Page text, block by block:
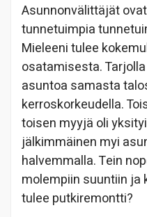
Asunnonvälittäjät
tunnetuimpia
Mieleeni tulee
osatamisesta.
asuntoa samasta
kerroskorkeudella.
toisen myyjä oli
jälkimmäinen myi
halvemmalla. Tein
molempiin suuntiin ja
tulee putkiremontti?